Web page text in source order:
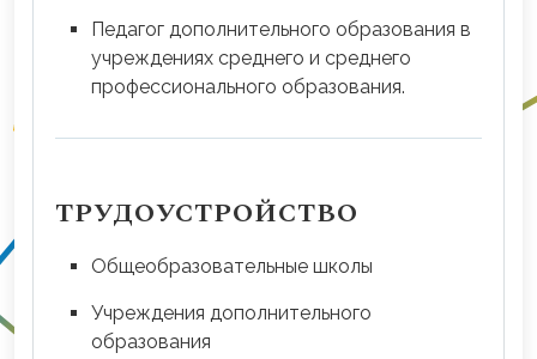
Педагог дополнительного образования в
учреждениях среднего и среднего
профессионального образования.
ТРУДОУСТРОЙСТВО
Общеобразовательные школы
Учреждения дополнительного
образования